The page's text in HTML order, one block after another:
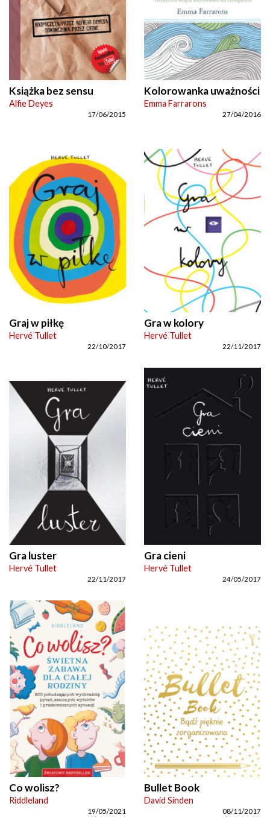
Książka bez sensu
Alfie Deyes
17/06/2015
Kolorowanka uważności
Emma Farrarons
27/04/2016
Graj w piłkę
Hervé Tullet
22/10/2017
Gra w kolory
Hervé Tullet
22/11/2017
Gra luster
Hervé Tullet
22/11/2017
Gra cieni
Hervé Tullet
24/05/2017
Co wolisz?
Riddleland
19/05/2021
Bullet Book
David Sinden
08/11/2017